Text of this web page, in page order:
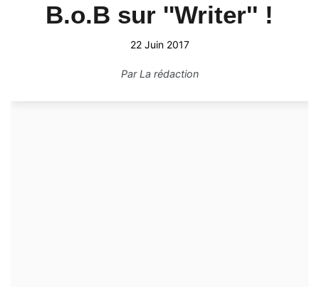
B.o.B sur ''Writer'' !
22 Juin 2017
ParLa rédaction